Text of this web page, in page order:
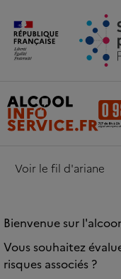
Aller au contenu
Voir le fil d'ariane
Bienvenue sur
Vous souhaitez
risques associés ?